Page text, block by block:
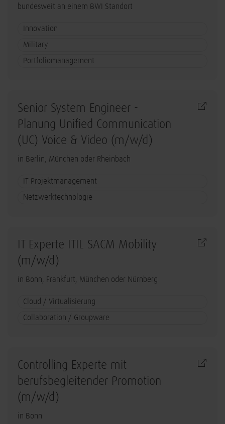
bundesweit an einem BWI Standort
Innovation
Military
Portfoliomanagement
Senior System Engineer -
Planung Unified Communication
(UC) Voice & Video (m/w/d)
in Berlin, München oder Rheinbach
IT Projektmanagement
Netzwerktechnologie
IT Experte ITIL SACM Mobility
(m/w/d)
in Bonn, Frankfurt, München oder Nürnberg
Cloud / Virtualisierung
Collaboration / Groupware
Controlling Experte mit
berufsbegleitender Promotion
(m/w/d)
in Bonn